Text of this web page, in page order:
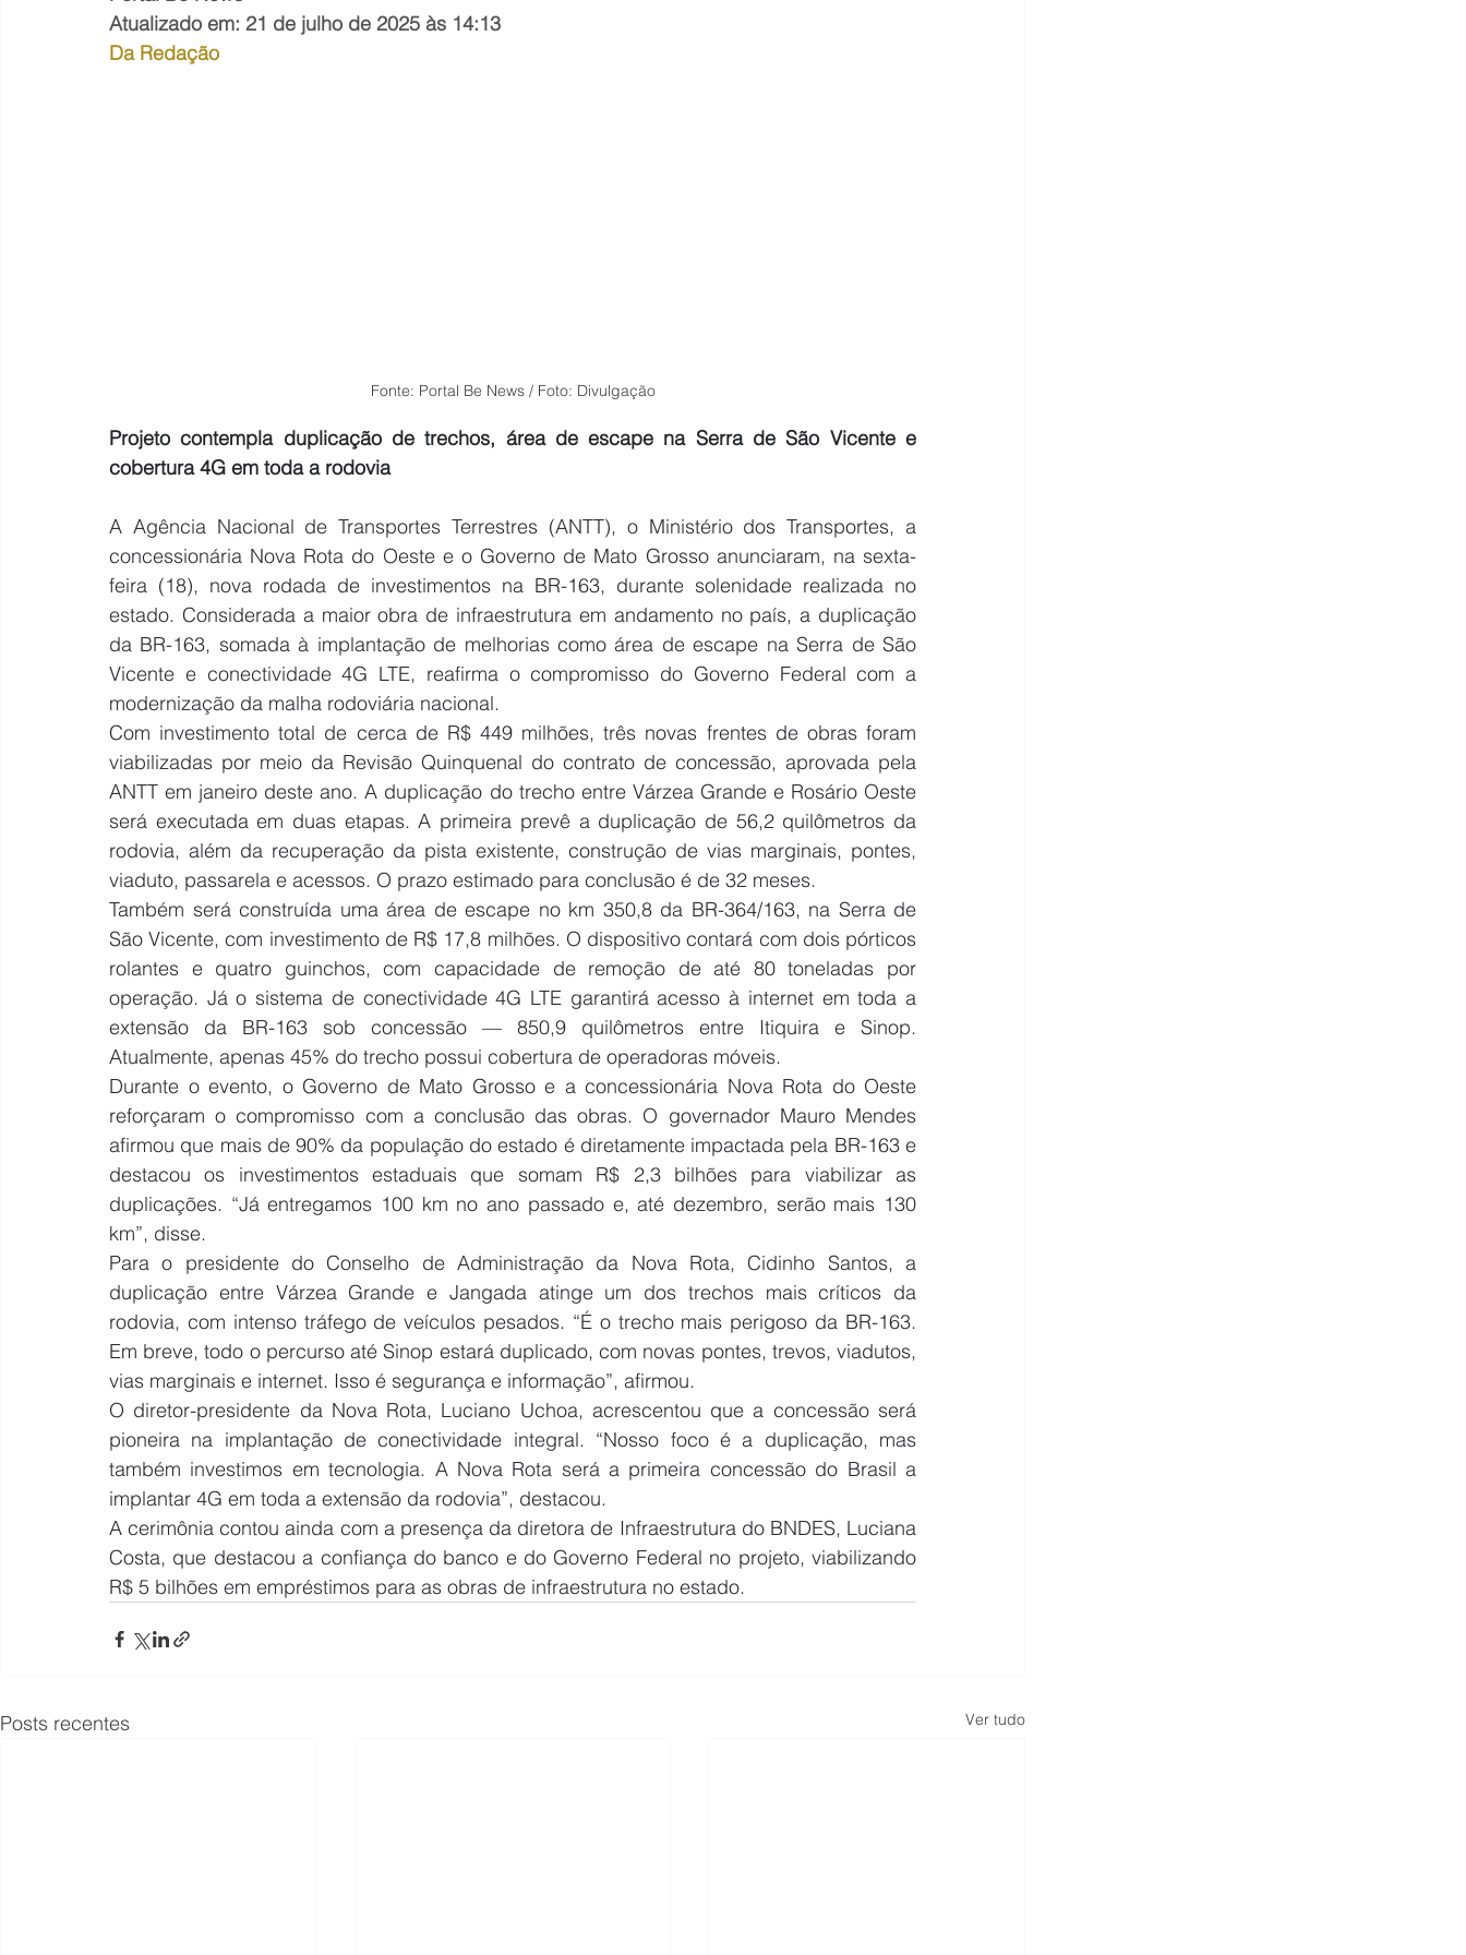
Atualizado em: 21 de julho de 2025 às 14:13
Da Redação
Fonte: Portal Be News / Foto: Divulgação
Projeto contempla duplicação de trechos, área de escape na Serra de São Vicente e
cobertura 4G em toda a rodovia
A Agência Nacional de Transportes Terrestres (ANTT), o Ministério dos Transportes, a
concessionária Nova Rota do Oeste e o Governo de Mato Grosso anunciaram, na sexta-
feira (18), nova rodada de investimentos na BR-163, durante solenidade realizada no
estado. Considerada a maior obra de infraestrutura em andamento no país, a duplicação
da BR-163, somada à implantação de melhorias como área de escape na Serra de São
Vicente e conectividade 4G LTE, reafirma o compromisso do Governo Federal com a
modernização da malha rodoviária nacional.
Com investimento total de cerca de R$ 449 milhões, três novas frentes de obras foram
viabilizadas por meio da Revisão Quinquenal do contrato de concessão, aprovada pela
ANTT em janeiro deste ano. A duplicação do trecho entre Várzea Grande e Rosário Oeste
será executada em duas etapas. A primeira prevê a duplicação de 56,2 quilômetros da
rodovia, além da recuperação da pista existente, construção de vias marginais, pontes,
viaduto, passarela e acessos. O prazo estimado para conclusão é de 32 meses.
Também será construída uma área de escape no km 350,8 da BR-364/163, na Serra de
São Vicente, com investimento de R$ 17,8 milhões. O dispositivo contará com dois pórticos
rolantes e quatro guinchos, com capacidade de remoção de até 80 toneladas por
operação. Já o sistema de conectividade 4G LTE garantirá acesso à internet em toda a
extensão da BR-163 sob concessão — 850,9 quilômetros entre Itiquira e Sinop.
Atualmente, apenas 45% do trecho possui cobertura de operadoras móveis.
Durante o evento, o Governo de Mato Grosso e a concessionária Nova Rota do Oeste
reforçaram o compromisso com a conclusão das obras. O governador Mauro Mendes
afirmou que mais de 90% da população do estado é diretamente impactada pela BR-163 e
destacou os investimentos estaduais que somam R$ 2,3 bilhões para viabilizar as
duplicações. “Já entregamos 100 km no ano passado e, até dezembro, serão mais 130
km”, disse.
Para o presidente do Conselho de Administração da Nova Rota, Cidinho Santos, a
duplicação entre Várzea Grande e Jangada atinge um dos trechos mais críticos da
rodovia, com intenso tráfego de veículos pesados. “É o trecho mais perigoso da BR-163.
Em breve, todo o percurso até Sinop estará duplicado, com novas pontes, trevos, viadutos,
vias marginais e internet. Isso é segurança e informação”, afirmou.
O diretor-presidente da Nova Rota, Luciano Uchoa, acrescentou que a concessão será
pioneira na implantação de conectividade integral. “Nosso foco é a duplicação, mas
também investimos em tecnologia. A Nova Rota será a primeira concessão do Brasil a
implantar 4G em toda a extensão da rodovia”, destacou.
A cerimônia contou ainda com a presença da diretora de Infraestrutura do BNDES, Luciana
Costa, que destacou a confiança do banco e do Governo Federal no projeto, viabilizando
R$ 5 bilhões em empréstimos para as obras de infraestrutura no estado.
Posts recentes Ver tudo